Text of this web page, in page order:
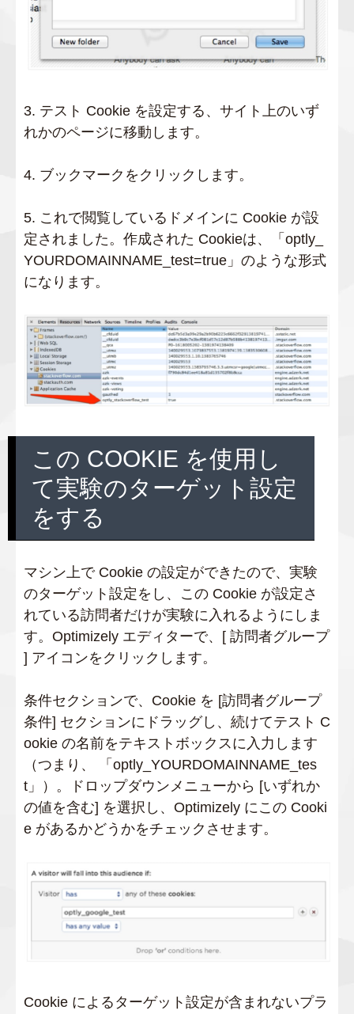
3. テスト Cookie を設定する、サイト上のいず
れかのページに移動します。
4. ブックマークをクリックします。
5. これで閲覧しているドメインに Cookie が設
定されました。作成された Cookieは、「optly_
YOURDOMAINNAME_test=true」のような形式
になります。
この COOKIE を使用し
て実験のターゲット設定
をする
マシン上で Cookie の設定ができたので、実験
のターゲット設定をし、この Cookie が設定さ
れている訪問者だけが実験に入れるようにしま
す。Optimizely エディターで、[ 訪問者グループ
] アイコンをクリックします。
条件セクションで、Cookie を [訪問者グループ
条件] セクションにドラッグし、続けてテスト C
ookie の名前をテキストボックスに入力します
（つまり、 「optly_YOURDOMAINNAME_tes
t」）。ドロップダウンメニューから [いずれか
の値を含む] を選択し、Optimizely にこの Cooki
e があるかどうかをチェックさせます。
Cookie によるターゲット設定が含まれないプラ